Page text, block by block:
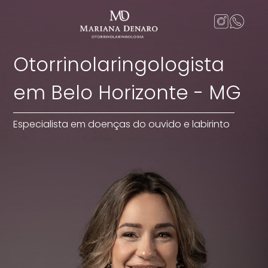
Otorrinolaringologista
em Belo Horizonte - MG
Especialista em doenças do ouvido e labirinto